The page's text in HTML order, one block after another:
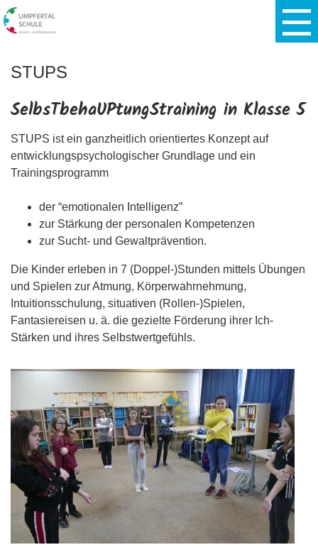
STUPS
SelbsTbehaUPtungStraining in Klasse 5
STUPS ist ein ganzheitlich orientiertes Konzept auf
entwicklungspsychologischer Grundlage und ein
Trainingsprogramm
der “emotionalen Intelligenz”
zur Stärkung der personalen Kompetenzen
zur Sucht- und Gewaltprävention.
Die Kinder erleben in 7 (Doppel-)Stunden mittels Übungen
und Spielen zur Atmung, Körperwahrnehmung,
Intuitionsschulung, situativen (Rollen-)Spielen,
Fantasiereisen u. ä. die gezielte Förderung ihrer Ich-
Stärken und ihres Selbstwertgefühls.